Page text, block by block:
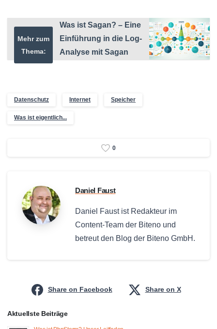
Mehr zum
Thema:
Was ist Sagan? – Eine
Einführung in die Log-
Analyse mit Sagan
Datenschutz Internet Speicher
Was ist eigentlich...
0
Daniel Faust
Daniel Faust ist Redakteur im
Content-Team der Biteno und
betreut den Blog der Biteno GmbH.
Share on Facebook Share on X
Aktuellste Beiträge